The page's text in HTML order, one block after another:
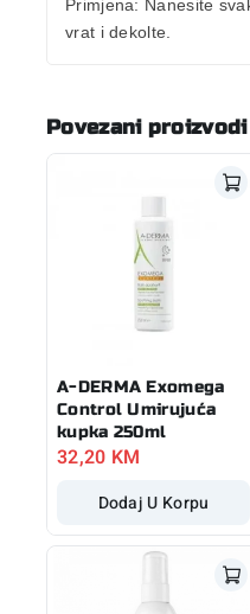
Primjena: Nanesite
vrat i dekolte.
Povezani proizvodi
A-DERMA Exomega
Control Umirujuća
kupka 250ml
32,20 KM
Dodaj U Korpu